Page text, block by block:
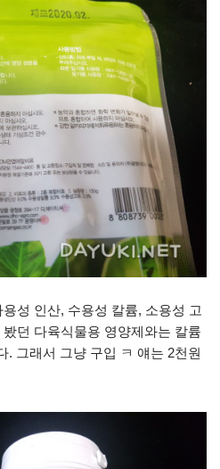
성 인산, 수용성 칼륨, 소용성 고
던 다육식물용 영양제와는 칼륨
. 그래서 그냥 구입 ㅋ 얘는 2천원